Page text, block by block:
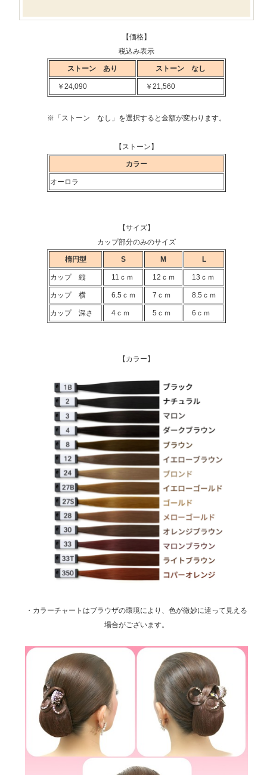
【価格】
税込み表示
ストーン あり ストーン なし
￥24,090 ￥21,560
※「ストーン なし」を選択すると金額が変わります。
【ストーン】
カラー
オーロラ
【サイズ】
カップ部分のみのサイズ
楕円型 S M L
カップ 縦 11ｃｍ 12ｃｍ 13ｃｍ
カップ 横 6.5ｃｍ 7ｃｍ 8.5ｃｍ
カップ 深さ 4ｃｍ 5ｃｍ 6ｃｍ
【カラー】
・カラーチャートはブラウザの環境により、色が微妙に違って見える
場合がございます。